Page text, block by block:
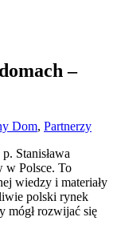
–
Dom, Partnerzy
Stanisława
w Polsce. To
wiedzy i materiały
polski rynek
mógł rozwijać się